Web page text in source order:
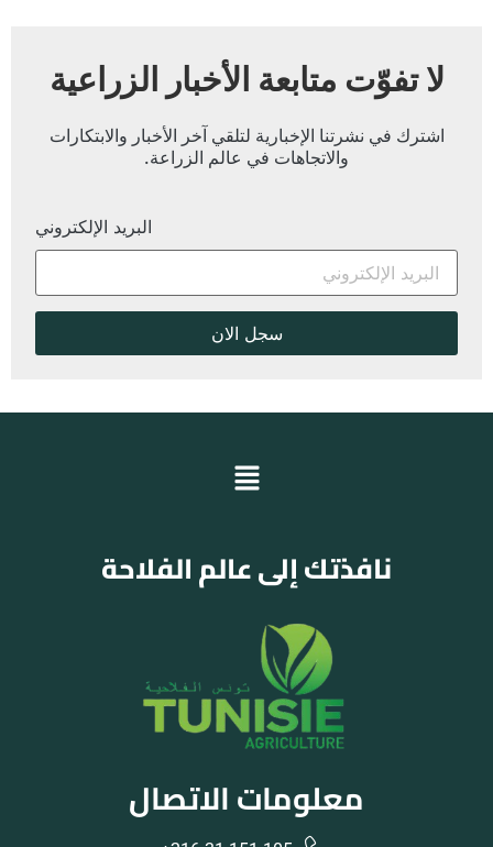
لا تفوّت متابعة الأخبار الزراعية
اشترك في نشرتنا الإخبارية لتلقي آخر الأخبار والابتكارات
والاتجاهات في عالم الزراعة.
البريد الإلكتروني
نافذتك إلى عالم الفلاحة
معلومات الاتصال